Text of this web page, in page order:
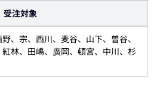
受注対象
、宗、西川、麦谷、山下、曽谷、
林、田嶋、廣岡、頓宮、中川、杉